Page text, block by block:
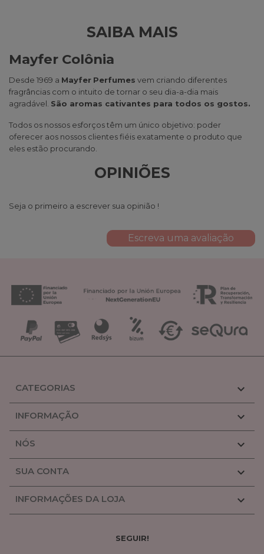
SAIBA MAIS
Mayfer Colônia
Desde 1969 a Mayfer Perfumes vem criando diferentes
fragrâncias com o intuito de tornar o seu dia-a-dia mais
agradável. São aromas cativantes para todos os gostos.
Todos os nossos esforços têm um único objetivo: poder
oferecer aos nossos clientes fiéis exatamente o produto que
eles estão procurando.
OPINIÕES
Seja o primeiro a escrever sua opinião !
Escreva uma avaliação
CATEGORIAS 
INFORMAÇÃO 
NÓS 
SUA CONTA 
INFORMAÇÕES DA LOJA 
SEGUIR!